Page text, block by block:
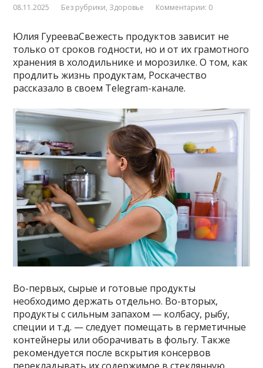
08.11.2025 Без рубрики, Здоровье Комментарии: 0
Юлия ГурееваСвежесть продуктов зависит не
только от сроков годности, но и от их грамотного
хранения в холодильнике и морозилке. О том, как
продлить жизнь продуктам, Роскачество
рассказало в своем Telegram-канале.
Во-первых, сырые и готовые продукты
необходимо держать отдельно. Во-вторых,
продукты с сильным запахом — колбасу, рыбу,
специи и т.д. — следует помещать в герметичные
контейнеры или оборачивать в фольгу. Также
рекомендуется после вскрытия консервов